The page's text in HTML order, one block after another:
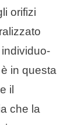
orifizi
in questa
il
che la